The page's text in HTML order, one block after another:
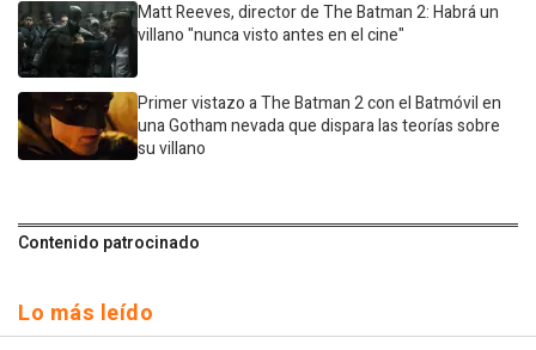
Matt Reeves, director de The Batman 2: Habrá un
villano "nunca visto antes en el cine"
Primer vistazo a The Batman 2 con el Batmóvil en
una Gotham nevada que dispara las teorías sobre
su villano
Contenido patrocinado
Lo más leído